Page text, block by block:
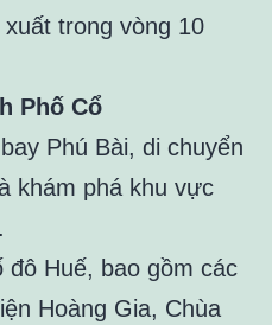
trong vòng 10
Phố Cổ
Phú Bài, di chuyển
khám phá khu vực
đô Huế, bao gồm các
Hoàng Gia, Chùa